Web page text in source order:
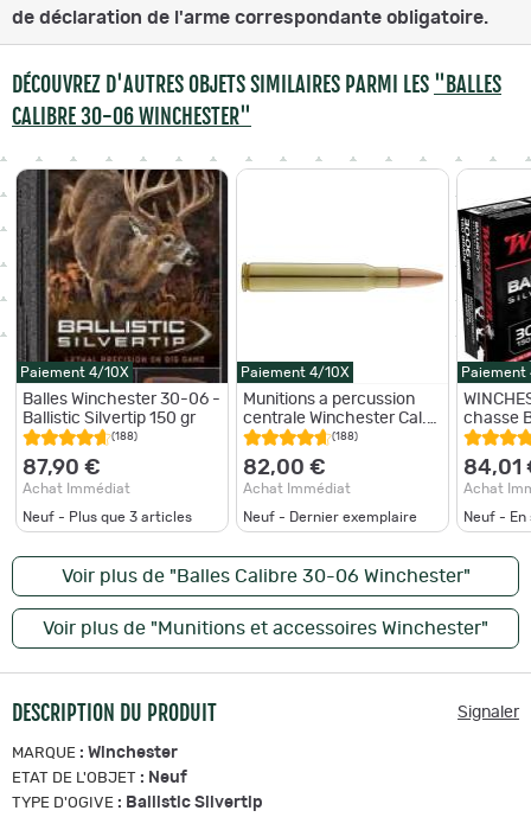
de déclaration de l'arme correspondante obligatoire.
DÉCOUVREZ D'AUTRES OBJETS SIMILAIRES PARMI LES "BALLES
CALIBRE 30-06 WINCHESTER"
Paiement 4/10X
Balles Winchester 30-06 -
Ballistic Silvertip 150 gr
(188)
87,90 €
Achat Immédiat
Neuf - Plus que 3 articles
Paiement 4/10X
Munitions a percussion
centrale Winchester Cal.
30.06 Springfield
(188)
82,00 €
Achat Immédiat
Neuf - Dernier exemplaire
Paiement
chasse
par boite
84,01
Achat
Neuf - En
Voir plus de "Balles Calibre 30-06 Winchester"
Voir plus de "Munitions et accessoires Winchester"
DESCRIPTION DU PRODUIT Signaler
MARQUE : Winchester
ETAT DE L'OBJET : Neuf
TYPE D'OGIVE : Ballistic Silvertip